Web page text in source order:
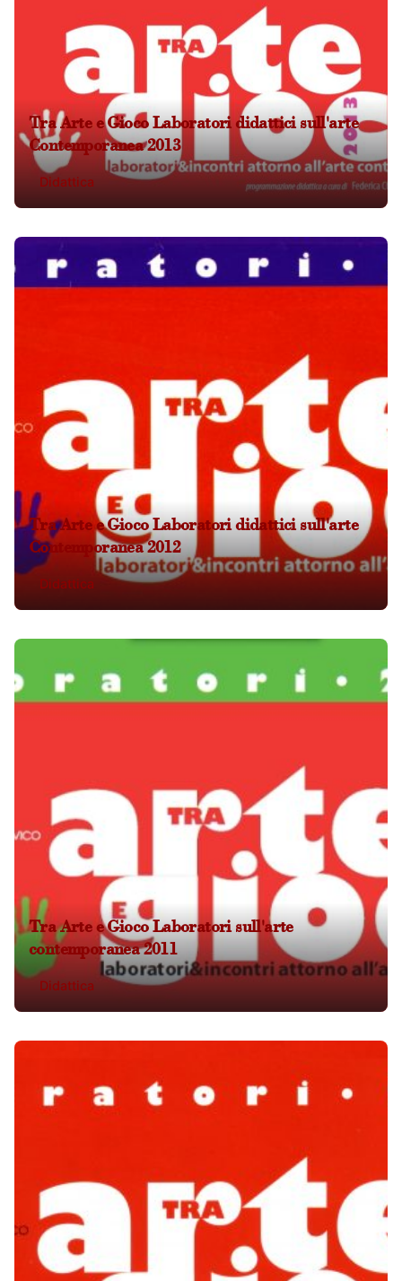
Tra Arte e Gioco Laboratori didattici sull'arte
Contemporanea 2013
Didattica
Tra Arte e Gioco Laboratori didattici sull'arte
Contemporanea 2012
Didattica
Tra Arte e Gioco Laboratori sull'arte
contemporanea 2011
Didattica